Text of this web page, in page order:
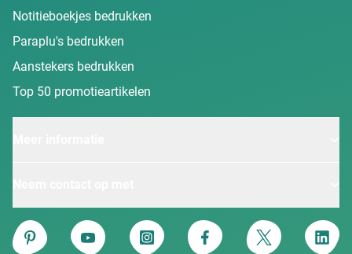
Notitieboekjes bedrukken
Paraplu's bedrukken
Aanstekers bedrukken
Top 50 promotieartikelen
Van Heijster
Pinterest
YouTube Instagram Facebook Twitter